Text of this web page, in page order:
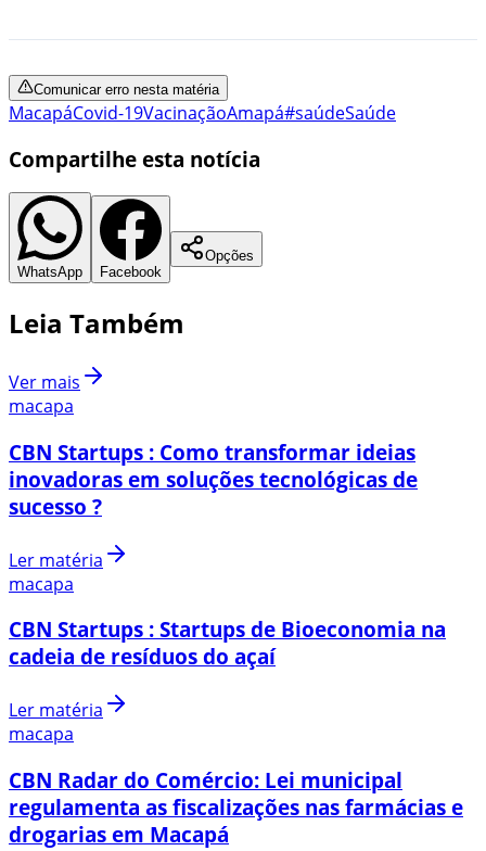
Comunicar erro nesta matéria
MacapáCovid-19VacinaçãoAmapá#saúdeSaúde
Compartilhe esta notícia
WhatsApp Facebook
Opções
Leia Também
Ver mais
macapa
CBN Startups : Como transformar ideias
inovadoras em soluções tecnológicas de
sucesso ?
Ler matéria
macapa
CBN Startups : Startups de Bioeconomia na
cadeia de resíduos do açaí
Ler matéria
macapa
CBN Radar do Comércio: Lei municipal
regulamenta as fiscalizações nas farmácias e
drogarias em Macapá